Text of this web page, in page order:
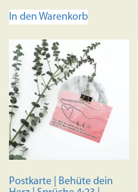
In den Warenkorb
Postkarte | Behüte dein